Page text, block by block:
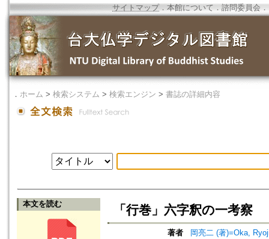
サイトマップ．本館について ． 諮問委員会 ．
． ホーム > 検索システム > 検索エンジン > 書誌の詳細内容
本文を読む 「行巻」六字釈の一考察
著者
岡亮二 (著)=Oka,